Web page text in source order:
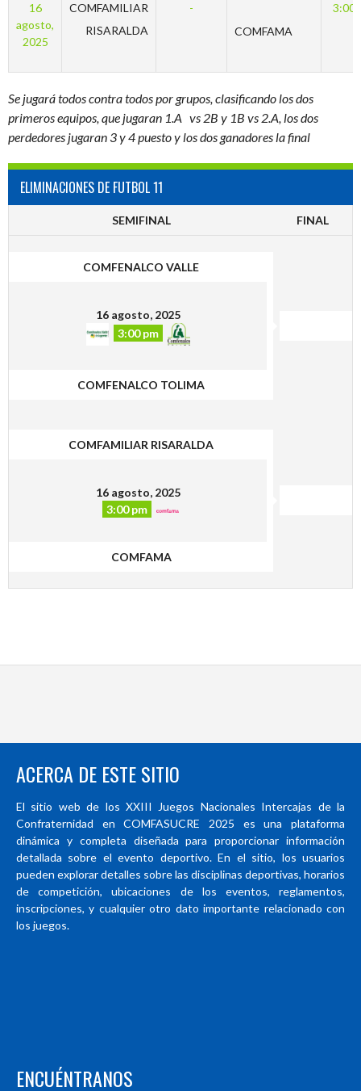
16
agosto,
2025
COMFAMILIAR
RISARALDA
-
COMFAMA
3:00
Se jugará todos contra todos por grupos, clasificando los dos
primeros equipos, que jugaran 1.A vs 2B y 1B vs 2.A, los dos
perdedores jugaran 3 y 4 puesto y los dos ganadores la final
ELIMINACIONES DE FUTBOL 11
SEMIFINAL FINAL
COMFENALCO VALLE
16 agosto, 2025
3:00 pm
COMFENALCO TOLIMA
COMFAMILIAR RISARALDA
16 agosto, 2025
3:00 pm
COMFAMA
ACERCA DE ESTE SITIO
El sitio web de los XXIII Juegos Nacionales Intercajas de la
Confraternidad en COMFASUCRE 2025 es una plataforma
dinámica y completa diseñada para proporcionar información
detallada sobre el evento deportivo. En el sitio, los usuarios
pueden explorar detalles sobre las disciplinas deportivas, horarios
de competición, ubicaciones de los eventos, reglamentos,
inscripciones, y cualquier otro dato importante relacionado con
los juegos.
ENCUÉNTRANOS